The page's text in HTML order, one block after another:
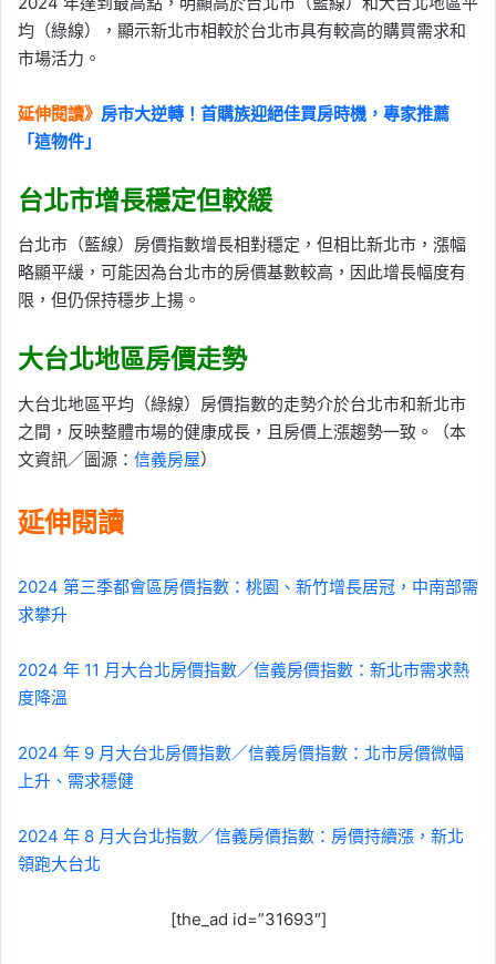
均（綠線），顯示新北市相較於台北市具有較高的購買需求和
市場活力。
延伸閱讀》 房市大逆轉！首購族迎絕佳買房時機，專家推薦
「這物件」
台北市增長穩定但較緩
台北市（藍線）房價指數增長相對穩定，但相比新北市，漲幅
略顯平緩，可能因為台北市的房價基數較高，因此增長幅度有
限，但仍保持穩步上揚。
大台北地區房價走勢
大台北地區平均（綠線）房價指數的走勢介於台北市和新北市
之間，反映整體市場的健康成長，且房價上漲趨勢一致。（本
文資訊／圖源： 信義房屋）
延伸閱讀
2024 第三季都會區房價指數：桃園、新竹增長居冠，中南部需
求攀升
2024 年 11 月大台北房價指數／信義房價指數：新北市需求熱
度降溫
2024 年 9 月大台北房價指數／信義房價指數：北市房價微幅
上升、需求穩健
2024 年 8 月大台北指數／信義房價指數：房價持續漲，新北
領跑大台北
[the_ad id=”31693″]